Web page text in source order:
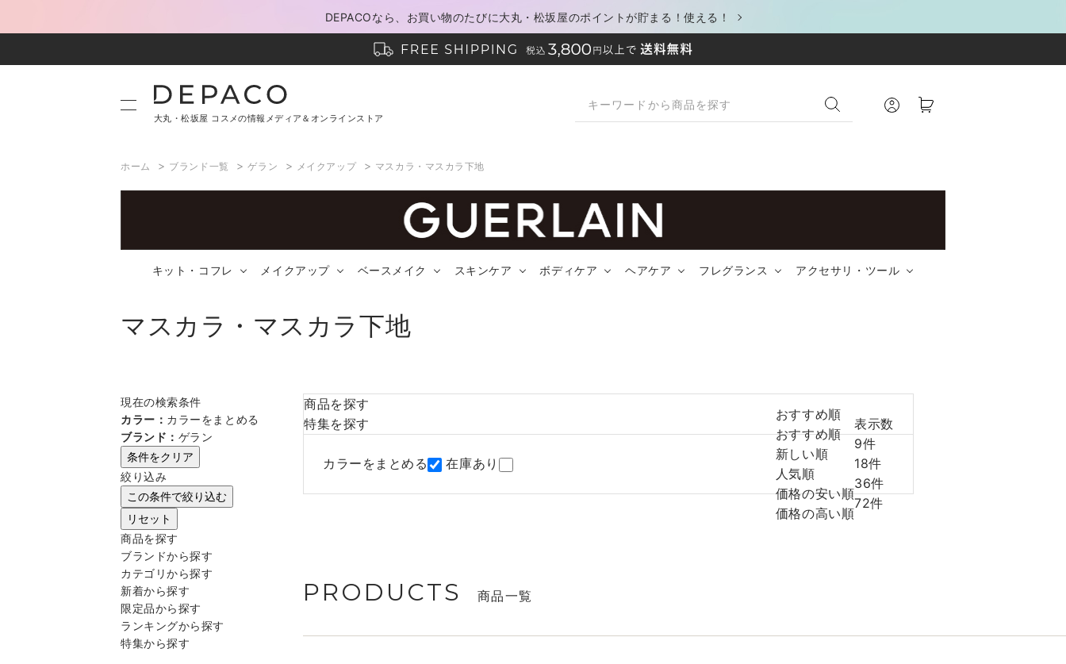
DEPACOなら、お買い物のたびに大丸・松坂屋のポイントが貯まる！使える！
大丸・松坂屋 コスメの情報メディア＆オンラインストア
ホーム > ブランド一覧 >ゲラン > メイクアップ > マスカラ・マスカラ下地
キット・コフレ メイクアップ ベースメイク スキンケア ボディケア ヘアケア フレグランス アクセサリ・ツール
マスカラ・マスカラ下地
現在の検索条件
カラー： カラーをまとめる
ブランド： ゲラン
条件をクリア
絞り込み
この条件で絞り込む
リセット
商品を探す
ブランドから探す
カテゴリから探す
新着から探す
限定品から探す
ランキングから探す
特集から探す
商品を探す
特集を探す
カラーをまとめる 在庫あり
おすすめ順
おすすめ順
新しい順
人気順
価格の安い順
価格の高い順
表示数
9件
18件
36件
72件
PRODUCTS 商品一覧